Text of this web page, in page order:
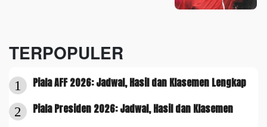
TERPOPULER
1 Piala AFF 2026: Jadwal, Hasil dan Klasemen Lengkap
2 Piala Presiden 2026: Jadwal, Hasil dan Klasemen
Indonesia
SKOR
SPECIAL
Video
Tentang